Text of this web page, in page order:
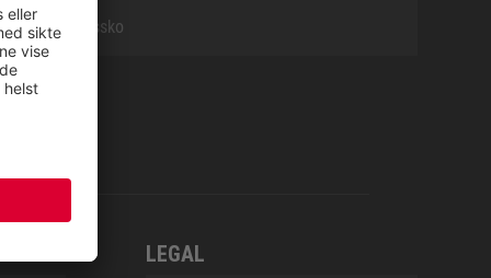
Arbeidssko
LEGAL